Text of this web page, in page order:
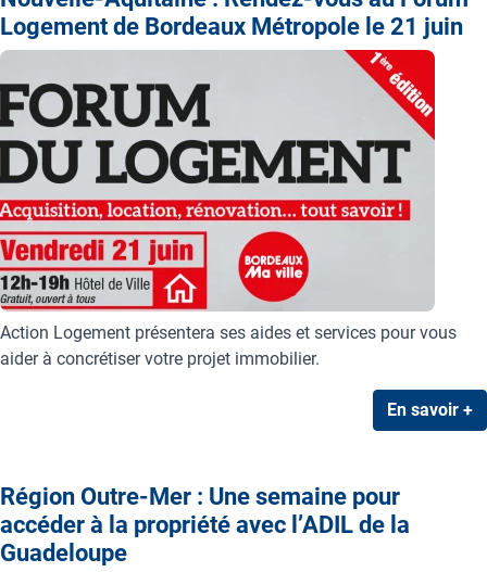
Logement de Bordeaux Métropole le 21 juin
Action Logement présentera ses aides et services pour vous
aider à concrétiser votre projet immobilier.
En savoir +
Région Outre-Mer : Une semaine pour
accéder à la propriété avec l’ADIL de la
Guadeloupe